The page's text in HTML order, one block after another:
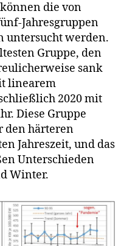
die von
Jahresgruppen
untersucht werden.
Gruppe, den
sank
linearem
2020 mit
Diese Gruppe
den härteren
Jahreszeit, und das
Unterschieden
Winter.